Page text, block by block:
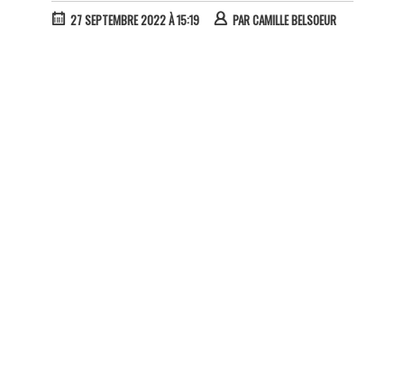
27 SEPTEMBRE 2022 À 15:19 PARCAMILLE BELSOEUR